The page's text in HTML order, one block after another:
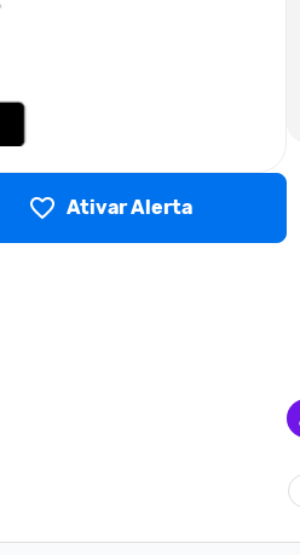
Ativar Alerta